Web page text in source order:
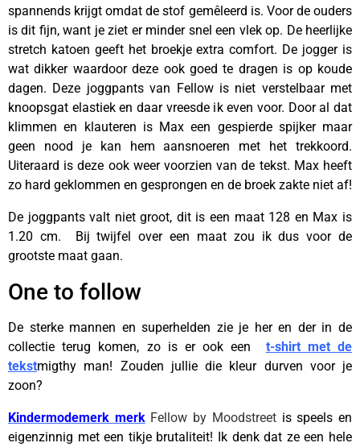
spannends krijgt omdat de stof gemêleerd is. Voor de ouders
is dit fijn, want je ziet er minder snel een vlek op. De heerlijke
stretch katoen geeft het broekje extra comfort. De jogger is
wat dikker waardoor deze ook goed te dragen is op koude
dagen. Deze joggpants van Fellow is niet verstelbaar met
knoopsgat elastiek en daar vreesde ik even voor. Door al dat
klimmen en klauteren is Max een gespierde spijker maar
geen nood je kan hem aansnoeren met het trekkoord.
Uiteraard is deze ook weer voorzien van de tekst. Max heeft
zo hard geklommen en gesprongen en de broek zakte niet af!
De joggpants valt niet groot, dit is een maat 128 en Max is
1.20 cm. Bij twijfel over een maat zou ik dus voor de
grootste maat gaan.
One to follow
De sterke mannen en superhelden zie je her en der in de
collectie terug komen, zo is er ook een t-shirt met de
tekstmigthy man! Zouden jullie die kleur durven voor je
zoon?
Kindermodemerk merk Fellow by Moodstreetis speels en
eigenzinnig met een tikje brutaliteit! Ik denk dat ze een hele